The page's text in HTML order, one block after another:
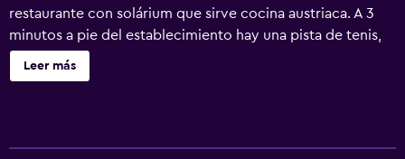
restaurante con solárium que sirve cocina austriaca. A 3
minutos a pie del establecimiento hay una pista de tenis,
un parque infantil, instalaciones para montar a caballo y
una parada de autobús. Los alojamientos del
Leer más